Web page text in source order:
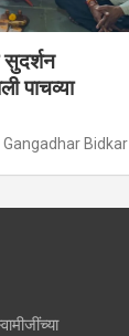
सुदर्शन
पाचव्या
Gangadhar Bidkar